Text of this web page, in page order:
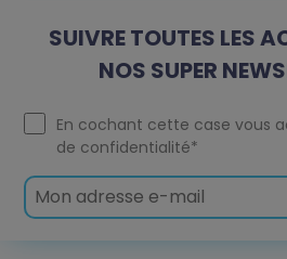
SUIVRE TOUTES LES
NOS SUPER
En cochant cette case vous
de confidentialité*